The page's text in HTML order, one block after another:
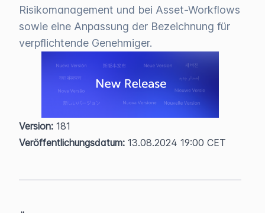
Risikomanagement und bei Asset-Workflows
sowie eine Anpassung der Bezeichnung für
verpflichtende Genehmiger.
Version: 181
Veröffentlichungsdatum: 13.08.2024 19:00 CET